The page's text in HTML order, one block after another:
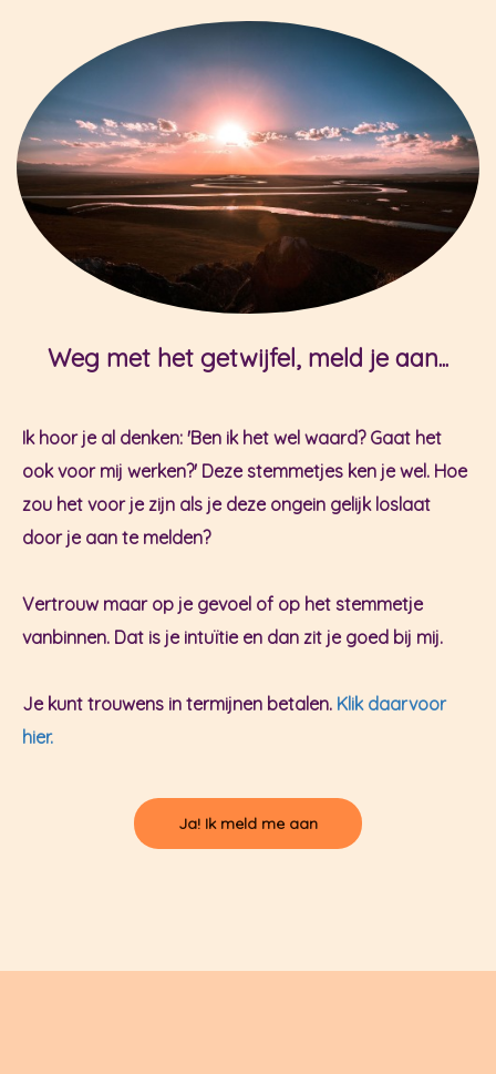
Weg met het getwijfel, meld je aan...
Ik hoor je al denken: 'Ben ik het wel waard? Gaat het
ook voor mij werken?' Deze stemmetjes ken je wel. Hoe
zou het voor je zijn als je deze ongein gelijk loslaat
door je aan te melden?
Vertrouw maar op je gevoel of op het stemmetje
vanbinnen. Dat is je intuïtie en dan zit je goed bij mij.
Je kunt trouwens in termijnen betalen. Klik daarvoor
hier.
Ja! Ik meld me aan